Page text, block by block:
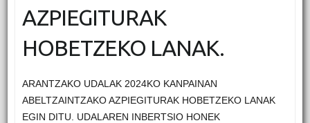
AZPIEGITURAK
HOBETZEKO LANAK.
ARANTZAKO UDALAK 2024KO KANPAINAN
ABELTZAINTZAKO AZPIEGITURAK HOBETZEKO LANAK
EGIN DITU. UDALAREN INBERTSIO HONEK